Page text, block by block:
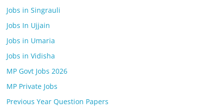
Jobs in Singrauli
Jobs In Ujjain
Jobs in Umaria
Jobs in Vidisha
MP Govt Jobs 2026
MP Private Jobs
Previous Year Question Papers